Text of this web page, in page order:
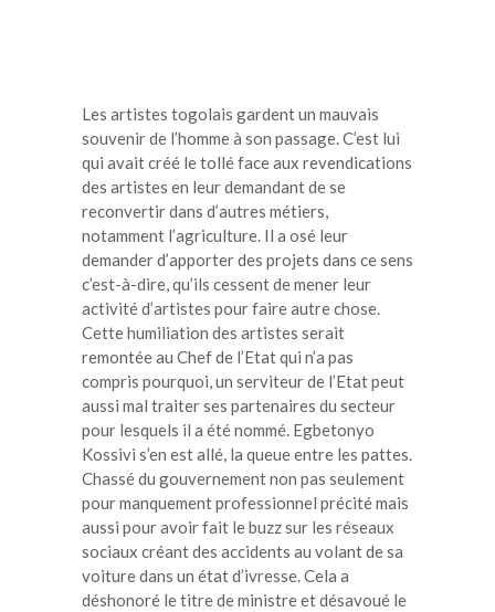
Les artistes togolais gardent un mauvais
souvenir de l’homme à son passage. C’est lui
qui avait créé le tollé face aux revendications
des artistes en leur demandant de se
reconvertir dans d’autres métiers,
notamment l’agriculture. Il a osé leur
demander d’apporter des projets dans ce sens
c’est-à-dire, qu’ils cessent de mener leur
activité d’artistes pour faire autre chose.
Cette humiliation des artistes serait
remontée au Chef de l’Etat qui n’a pas
compris pourquoi, un serviteur de l’Etat peut
aussi mal traiter ses partenaires du secteur
pour lesquels il a été nommé. Egbetonyo
Kossivi s’en est allé, la queue entre les pattes.
Chassé du gouvernement non pas seulement
pour manquement professionnel précité mais
aussi pour avoir fait le buzz sur les réseaux
sociaux créant des accidents au volant de sa
voiture dans un état d’ivresse. Cela a
déshonoré le titre de ministre et désavoué le